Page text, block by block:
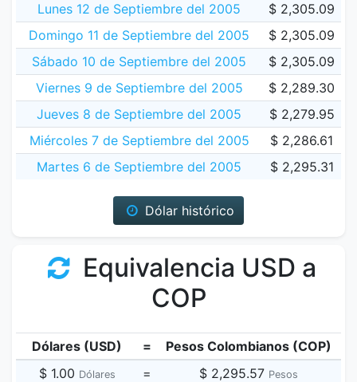
Lunes 12 de Septiembre del 2005
$ 2,305.09
Domingo 11 de Septiembre del 2005
$ 2,305.09
Sábado 10 de Septiembre del 2005
$ 2,305.09
Viernes 9 de Septiembre del 2005
$ 2,289.30
Jueves 8 de Septiembre del 2005
$ 2,279.95
Miércoles 7 de Septiembre del 2005
$ 2,286.61
Martes 6 de Septiembre del 2005
$ 2,295.31
Dólar histórico
Equivalencia USD a
COP
Dólares (USD) =
Pesos Colombianos (COP)
$ 1.00 Dólares = $ 2,295.57 Pesos